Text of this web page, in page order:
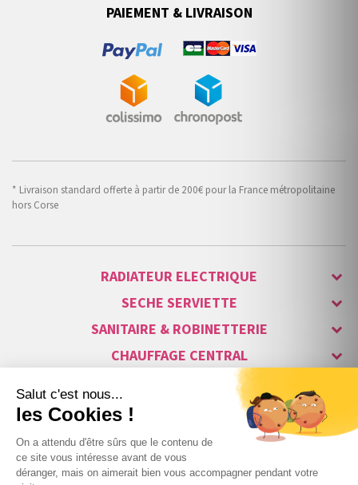
PAIEMENT & LIVRAISON
* Livraison standard offerte à partir de 200€ pour la France métropolitaine
hors Corse
RADIATEUR ELECTRIQUE
SECHE SERVIETTE
SANITAIRE & ROBINETTERIE
CHAUFFAGE CENTRAL
ALARME & SÉCURITÉ
MAISON CONNECTÉE
VISIOPHONE & INTERPHONE
LUMINAIRES & ECLAIRAGE